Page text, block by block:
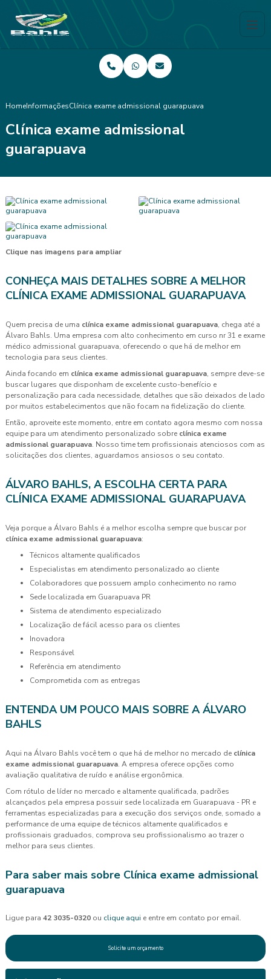
HomeInformaçõesClínica exame admissional guarapuava
Clínica exame admissional
guarapuava
Clique nas imagens para ampliar
CONHEÇA MAIS DETALHES SOBRE A MELHOR
CLÍNICA EXAME ADMISSIONAL GUARAPUAVA
Quem precisa de uma clínica exame admissional guarapuava, chega até a
Álvaro Bahls. Uma empresa com alto conhecimento em curso nr 31 e exame
médico admissional guarapuava, oferecendo o que há de melhor em
tecnologia para seus clientes.
Ainda focando em clínica exame admissional guarapuava, sempre deve-se
buscar lugares que disponham de excelente custo-benefício e
personalização para cada necessidade, detalhes que são deixados de lado
por muitos estabelecimentos que não focam na fidelização do cliente.
Então, aproveite este momento, entre em contato agora mesmo com nossa
equipe para um atendimento personalizado sobre clínica exame
admissional guarapuava. Nosso time tem profissionais atenciosos com as
solicitações dos clientes, aguardamos ansiosos o seu contato.
ÁLVARO BAHLS, A ESCOLHA CERTA PARA
CLÍNICA EXAME ADMISSIONAL GUARAPUAVA
Veja porque a Álvaro Bahls é a melhor escolha sempre que buscar por
clínica exame admissional guarapuava:
técnicos altamente qualificados
especialistas em atendimento personalizado ao cliente
colaboradores que possuem amplo conhecimento no ramo
sede localizada em Guarapuava PR
sistema de atendimento especializado
localização de fácil acesso para os clientes
inovadora
responsável
referência em atendimento
comprometida com as entregas
ENTENDA UM POUCO MAIS SOBRE A ÁLVARO
BAHLS
Aqui na Álvaro Bahls você tem o que há de melhor no mercado de clínica
exame admissional guarapuava. A empresa oferece opções como
avaliação qualitativa de ruído e análise ergonômica.
Com rótulo de líder no mercado e altamente qualificada, padrões
alcançados pela empresa possuir sede localizada em Guarapuava - PR e
ferramentas especializadas para a execução dos serviços onde, somado a
performance de uma equipe de técnicos altamente qualificados e
profissionais graduados, comprova seu profissionalismo ao trazer o
melhor para seus clientes.
Para saber mais sobre Clínica exame admissional
guarapuava
Ligue para 42 3035-0320 ou clique aqui e entre em contato por email.
Solicite um orçamento